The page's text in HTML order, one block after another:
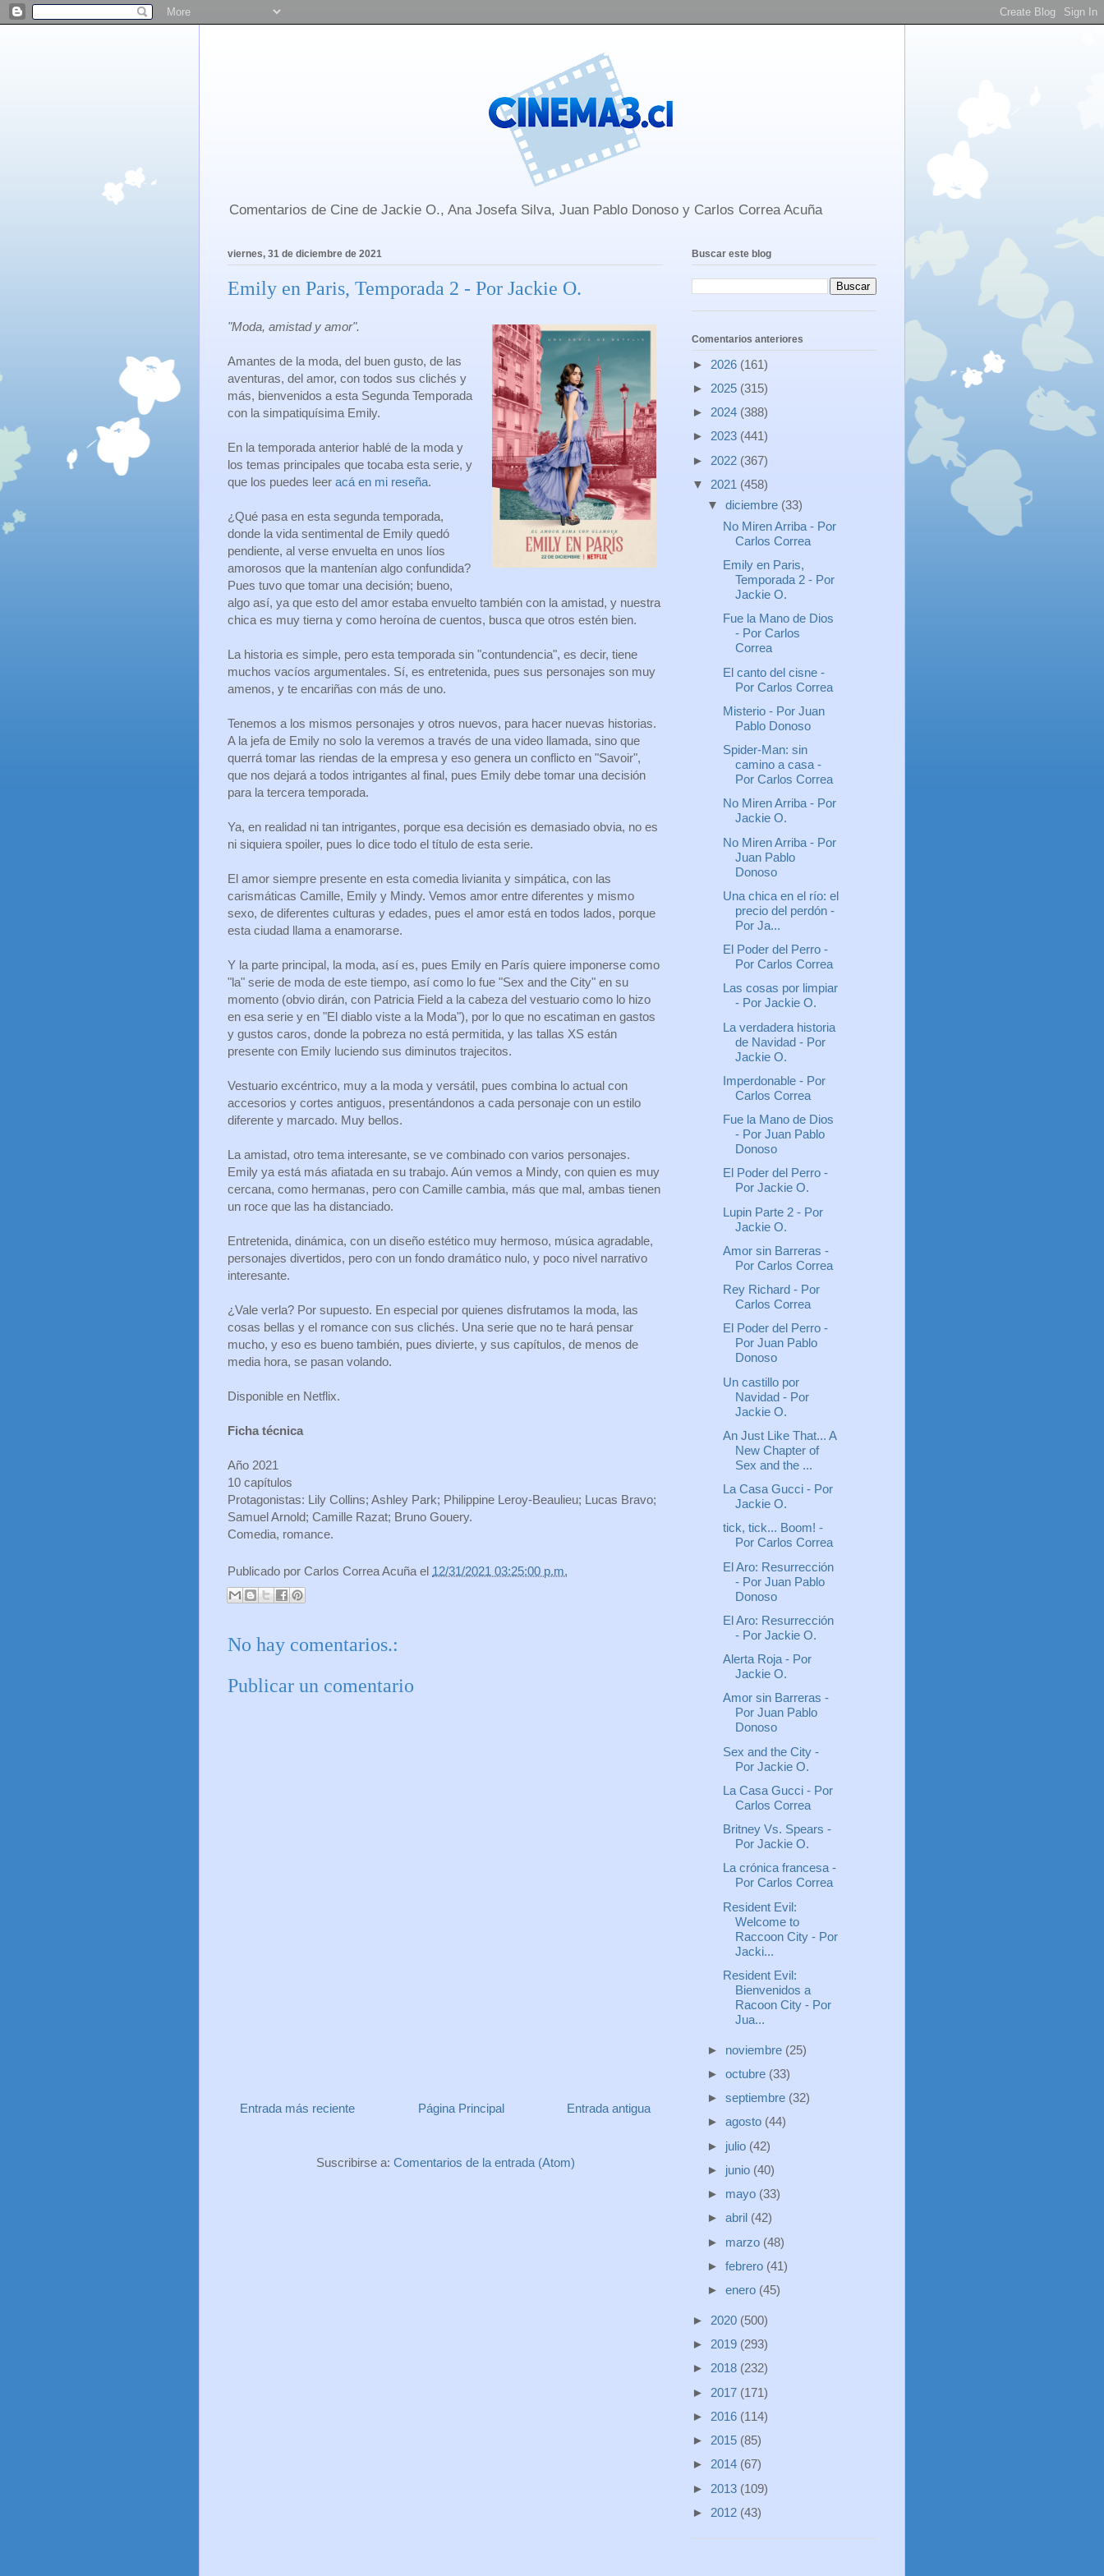
Comentarios de Cine de Jackie O., Ana Josefa Silva, Juan Pablo Donoso y Carlos Correa Acuña
viernes, 31 de diciembre de 2021
Emily en Paris, Temporada 2 - Por Jackie O.
"Moda, amistad y amor".
Amantes de la moda, del buen gusto, de las
aventuras, del amor, con todos sus clichés y
más, bienvenidos a esta Segunda Temporada
con la simpatiquísima Emily.
En la temporada anterior hablé de la moda y
los temas principales que tocaba esta serie, y
que los puedes leer acá en mi reseña.
¿Qué pasa en esta segunda temporada,
donde la vida sentimental de Emily quedó
pendiente, al verse envuelta en unos líos
amorosos que la mantenían algo confundida?
Pues tuvo que tomar una decisión; bueno,
algo así, ya que esto del amor estaba envuelto también con la amistad, y nuestra
chica es muy tierna y como heroína de cuentos, busca que otros estén bien.
La historia es simple, pero esta temporada sin "contundencia", es decir, tiene
muchos vacíos argumentales. Sí, es entretenida, pues sus personajes son muy
amenos, y te encariñas con más de uno.
Tenemos a los mismos personajes y otros nuevos, para hacer nuevas historias.
A la jefa de Emily no solo la veremos a través de una video llamada, sino que
querrá tomar las riendas de la empresa y eso genera un conflicto en "Savoir",
que nos dejará a todos intrigantes al final, pues Emily debe tomar una decisión
para la tercera temporada.
Ya, en realidad ni tan intrigantes, porque esa decisión es demasiado obvia, no es
ni siquiera spoiler, pues lo dice todo el título de esta serie.
El amor siempre presente en esta comedia livianita y simpática, con las
carismáticas Camille, Emily y Mindy. Vemos amor entre diferentes y mismo
sexo, de diferentes culturas y edades, pues el amor está en todos lados, porque
esta ciudad llama a enamorarse.
Y la parte principal, la moda, así es, pues Emily en París quiere imponerse como
"la" serie de moda de este tiempo, así como lo fue "Sex and the City" en su
momento (obvio dirán, con Patricia Field a la cabeza del vestuario como lo hizo
en esa serie y en "El diablo viste a la Moda"), por lo que no escatiman en gastos
y gustos caros, donde la pobreza no está permitida, y las tallas XS están
presente con Emily luciendo sus diminutos trajecitos.
Vestuario excéntrico, muy a la moda y versátil, pues combina lo actual con
accesorios y cortes antiguos, presentándonos a cada personaje con un estilo
diferente y marcado. Muy bellos.
La amistad, otro tema interesante, se ve combinado con varios personajes.
Emily ya está más afiatada en su trabajo. Aún vemos a Mindy, con quien es muy
cercana, como hermanas, pero con Camille cambia, más que mal, ambas tienen
un roce que las ha distanciado.
Entretenida, dinámica, con un diseño estético muy hermoso, música agradable,
personajes divertidos, pero con un fondo dramático nulo, y poco nivel narrativo
interesante.
¿Vale verla? Por supuesto. En especial por quienes disfrutamos la moda, las
cosas bellas y el romance con sus clichés. Una serie que no te hará pensar
mucho, y eso es bueno también, pues divierte, y sus capítulos, de menos de
media hora, se pasan volando.
Disponible en Netflix.
Ficha técnica
Año 2021
10 capítulos
Protagonistas: Lily Collins; Ashley Park; Philippine Leroy-Beaulieu; Lucas Bravo;
Samuel Arnold; Camille Razat; Bruno Gouery.
Comedia, romance.
Publicado por Carlos Correa Acuña el 12/31/2021 03:25:00 p.m.
No hay comentarios.:
Publicar un comentario
Entrada más reciente Entrada antigua
Página Principal
Suscribirse a: Comentarios de la entrada (Atom)
Buscar este blog
Comentarios anteriores
► 2026 (161)
► 2025 (315)
► 2024 (388)
► 2023 (441)
► 2022 (367)
▼ 2021 (458)
▼ diciembre (33)
No Miren Arriba - Por
Carlos Correa
Emily en Paris,
Temporada 2 - Por
Jackie O.
Fue la Mano de Dios
- Por Carlos
Correa
El canto del cisne -
Por Carlos Correa
Misterio - Por Juan
Pablo Donoso
Spider-Man: sin
camino a casa -
Por Carlos Correa
No Miren Arriba - Por
Jackie O.
No Miren Arriba - Por
Juan Pablo
Donoso
Una chica en el río: el
precio del perdón -
Por Ja...
El Poder del Perro -
Por Carlos Correa
Las cosas por limpiar
- Por Jackie O.
La verdadera historia
de Navidad - Por
Jackie O.
Imperdonable - Por
Carlos Correa
Fue la Mano de Dios
- Por Juan Pablo
Donoso
El Poder del Perro -
Por Jackie O.
Lupin Parte 2 - Por
Jackie O.
Amor sin Barreras -
Por Carlos Correa
Rey Richard - Por
Carlos Correa
El Poder del Perro -
Por Juan Pablo
Donoso
Un castillo por
Navidad - Por
Jackie O.
An Just Like That... A
New Chapter of
Sex and the ...
La Casa Gucci - Por
Jackie O.
tick, tick... Boom! -
Por Carlos Correa
El Aro: Resurrección
- Por Juan Pablo
Donoso
El Aro: Resurrección
- Por Jackie O.
Alerta Roja - Por
Jackie O.
Amor sin Barreras -
Por Juan Pablo
Donoso
Sex and the City -
Por Jackie O.
La Casa Gucci - Por
Carlos Correa
Britney Vs. Spears -
Por Jackie O.
La crónica francesa -
Por Carlos Correa
Resident Evil:
Welcome to
Raccoon City - Por
Jacki...
Resident Evil:
Bienvenidos a
Racoon City - Por
Jua...
► noviembre (25)
► octubre (33)
► septiembre (32)
► agosto (44)
► julio (42)
► junio (40)
► mayo (33)
► abril (42)
► marzo (48)
► febrero (41)
► enero (45)
► 2020 (500)
► 2019 (293)
► 2018 (232)
► 2017 (171)
► 2016 (114)
► 2015 (85)
► 2014 (67)
► 2013 (109)
► 2012 (43)